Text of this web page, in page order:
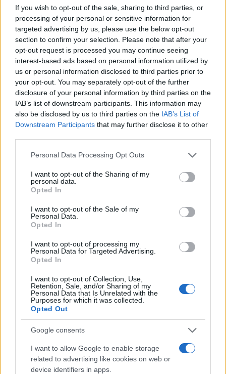
If you wish to opt-out of the sale, sharing to third parties, or
processing of your personal or sensitive information for
targeted advertising by us, please use the below opt-out
section to confirm your selection. Please note that after your
opt-out request is processed you may continue seeing
interest-based ads based on personal information utilized by
us or personal information disclosed to third parties prior to
your opt-out. You may separately opt-out of the further
disclosure of your personal information by third parties on the
IAB’s list of downstream participants. This information may
also be disclosed by us to third parties on the IAB’s List of
Downstream Participants that may further disclose it to other
Please note that this website/app uses one or more Google
not limited to your visit or usage behaviour. You may click to
grant or deny consent to Google and its third-party tags to
use your data for below specified purposes in below Google
consent section.
Personal Data Processing Opt Outs
I want to opt-out of the Sharing of my
personal data.
Opted In
I want to opt-out of the Sale of my
Personal Data.
Opted In
I want to opt-out of processing my
Personal Data for Targeted Advertising.
Opted In
I want to opt-out of Collection, Use,
Retention, Sale, and/or Sharing of my
Personal Data that Is Unrelated with the
Purposes for which it was collected.
Opted Out
Google consents
I want to allow Google to enable storage
related to advertising like cookies on web or
device identifiers in apps.
modalità di somministrazione insieme al veterinario
aiuta a individuare la soluzione più adatta al singolo
paziente, garantendo attenzione alla qualità e alla
praticità d’impiego.
AUTORE
Susanna Riva
Susanna Riva osserva Bologna dalla finestra
dell’Archivio di Stato dove una volta ha
passato una settimana a consultare faldoni
segnò la scelta editoriale di approfondire
responsabilità istituzionali. Tiene linea critica
nella redazione, amante del caffè lungo e del
taccuino sempre pieno.